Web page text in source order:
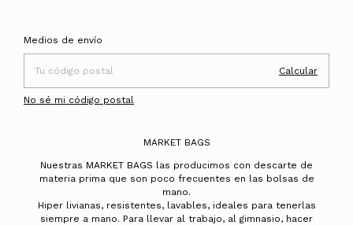
Entregas para el CP:
Medios de envío
Calcular
No sé mi código postal
MARKET BAGS
Nuestras MARKET BAGS las producimos con descarte de
materia prima que son poco frecuentes en las bolsas de
mano.
Hiper livianas, resistentes, lavables, ideales para tenerlas
siempre a mano. Para llevar al trabajo, al gimnasio, hacer